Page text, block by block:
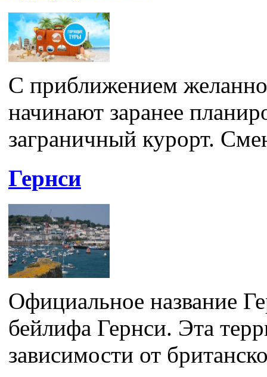
С приближением
начинают заранее
заграничный курорт.
Гернси
Официальное название
бейлифа Гернси. Эта
зависимости от